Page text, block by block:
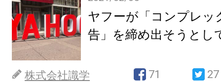
ヤフーが「コンプレッ
告」を締め出そうとし
株式会社識学 71 27